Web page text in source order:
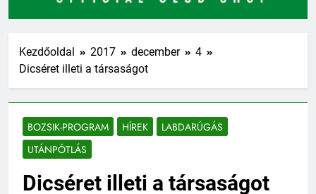
Kezdőoldal 2017 december
4
Dicséret illeti a társaságot
BOZSIK-PROGRAM HÍREK
LABDARÚGÁS
UTÁNPÓTLÁS
Dicséret illeti a társaságot